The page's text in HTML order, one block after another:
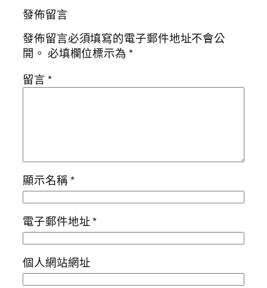
發佈留言
發佈留言必須填寫的電子郵件地址不會公
開。 必填欄位標示為*
留言*
顯示名稱*
電子郵件地址*
個人網站網址